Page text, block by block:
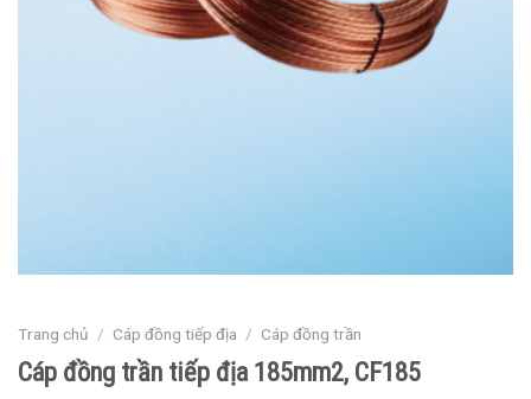
Trang chủ / Cáp đồng tiếp địa / Cáp đồng trần
Cáp đồng trần tiếp địa 185mm2, CF185